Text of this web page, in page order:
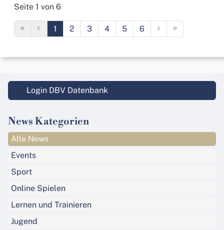
Seite 1 von 6
1 2 3 4 5 6
Login DBV Datenbank
News Kategorien
Alle News
Events
Sport
Online Spielen
Lernen und Trainieren
Jugend